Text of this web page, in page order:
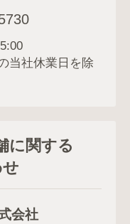
当社休業日を除
に関する
会社